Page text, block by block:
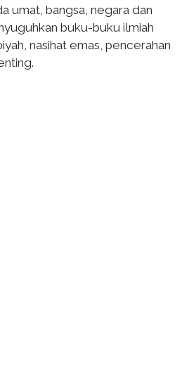
umat, bangsa, negara dan
buku-buku ilmiah
nasihat emas, pencerahan